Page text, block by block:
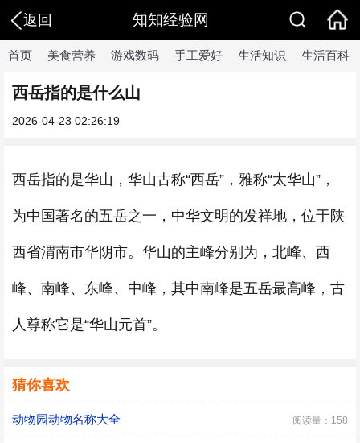
返回 知知经验网
首页 美食营养 游戏数码 手工爱好 生活知识 生活百科
西岳指的是什么山
2026-04-23 02:26:19
西岳指的是华山，华山古称“西岳”，雅称“太华山”，
为中国著名的五岳之一，中华文明的发祥地，位于陕
西省渭南市华阴市。华山的主峰分别为，北峰、西
峰、南峰、东峰、中峰，其中南峰是五岳最高峰，古
人尊称它是“华山元首”。
猜你喜欢
动物园动物名称大全 阅读量：158